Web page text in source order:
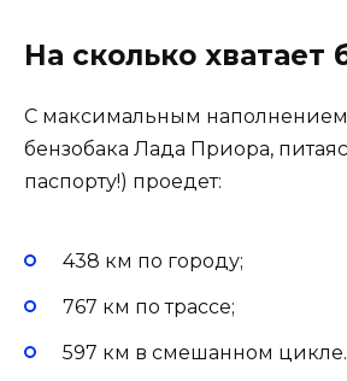
На сколько хватает
С максимальным
бензобака Лада Приора,
паспорту!) проедет:
438 км по городу;
767 км по трассе;
597 км в смешанном цикле.